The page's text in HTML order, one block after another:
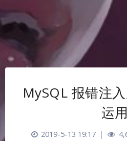
MySQL 报错注
运用
2019-5-13 19:17 |